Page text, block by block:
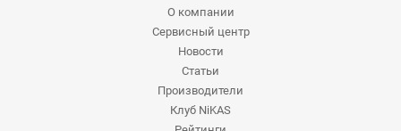
О компании
Сервисный центр
Новости
Статьи
Производители
Клуб NiKAS